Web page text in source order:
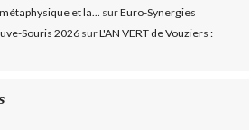
et la... surEuro-Synergies
Souris 2026 surL'AN VERT de Vouziers :